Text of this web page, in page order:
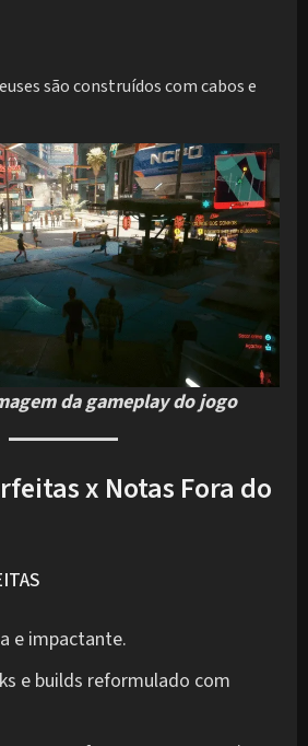
são construídos com cabos e
da gameplay do jogo
x Notas Fora do
e impactante.
e builds reformulado com